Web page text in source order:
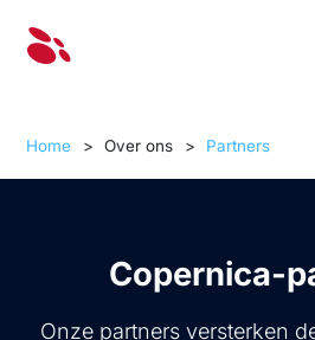
Home > Over ons > Partners
Copernica-
Onze partners versterken